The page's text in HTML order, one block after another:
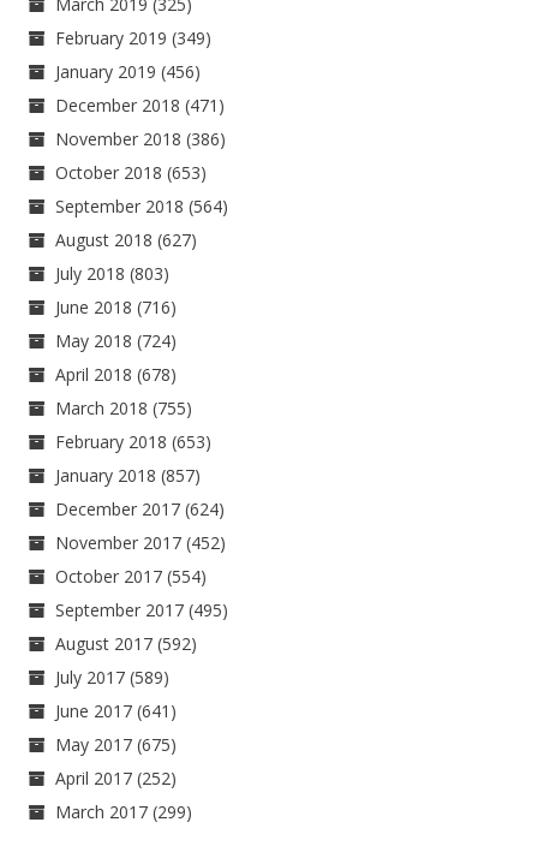
February 2019 (349)
January 2019 (456)
December 2018 (471)
November 2018 (386)
October 2018 (653)
September 2018 (564)
August 2018 (627)
July 2018 (803)
June 2018 (716)
May 2018 (724)
April 2018 (678)
March 2018 (755)
February 2018 (653)
January 2018 (857)
December 2017 (624)
November 2017 (452)
October 2017 (554)
September 2017 (495)
August 2017 (592)
July 2017 (589)
June 2017 (641)
May 2017 (675)
April 2017 (252)
March 2017 (299)